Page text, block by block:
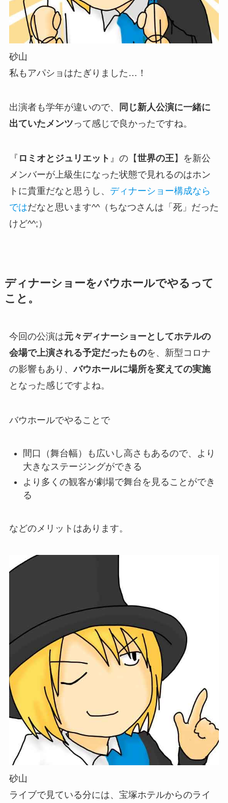
砂山
私もアパショはたぎりました…！
出演者も学年が違いので、
同じ新人公演に一緒に
出ていたメンツって感じで良かったですね。
『 ロミオとジュリエット 』の【世界の王】を新公
メンバーが上級生になった状態で見れるのはホン
トに貴重だなと思うし、 ディナーショー構成なら
ではだなと思います^^（ちなつさんは「死」だった
けど^^;）
ディナーショーをバウホールでやるって
こと。
今回の公演は元々ディナーショーとしてホテルの
会場で上演される予定だったものを、新型コロナ
の影響もあり、バウホールに場所を変えての実施
となった感じですよね。
バウホールでやることで
間口（舞台幅）も広いし高さもあるので、より
大きなステージングができる
より多くの観客が劇場で舞台を見ることができ
る
などのメリットはあります。
砂山
ライブで見ている分には、宝塚ホテルからのライ